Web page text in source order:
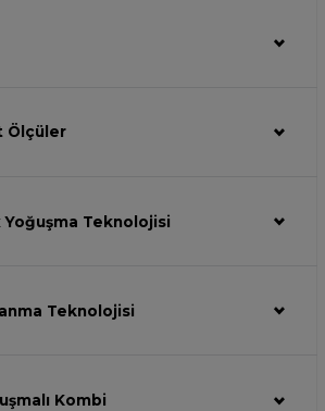
Ölçüler
Yoğuşma Teknolojisi
Teknolojisi
Kombi